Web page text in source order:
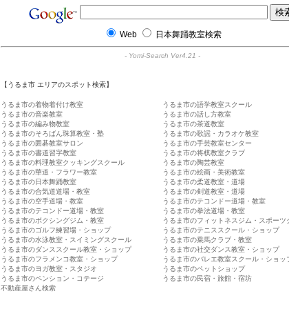
Web 日本舞踊教室検索
- Yomi-Search Ver4.21 -
【うるま市 エリアのスポット検索】
うるま市の着物着付け教室
うるま市の語学教室スクール
うるま市の音楽教室
うるま市の話し方教室
うるま市の編み物教室
うるま市の茶道教室
うるま市のそろばん珠算教室・塾
うるま市の歌謡・カラオケ教室
うるま市の囲碁教室サロン
うるま市の手芸教室センター
うるま市の書道習字教室
うるま市の将棋教室クラブ
うるま市の料理教室クッキングスクール
うるま市の陶芸教室
うるま市の華道・フラワー教室
うるま市の絵画・美術教室
うるま市の日本舞踊教室
うるま市の柔道教室・道場
うるま市の合気道道場・教室
うるま市の剣道教室・道場
うるま市の空手道場・教室
うるま市のテコンドー道場・教室
うるま市のテコンドー道場・教室
うるま市の拳法道場・教室
うるま市のボクシングジム・教室
うるま市のフィットネスジム・スポーツ
うるま市のゴルフ練習場・ショップ
うるま市のテニススクール・ショップ
うるま市の水泳教室・スイミングスクール
うるま市の乗馬クラブ・教室
うるま市のダンススクール教室・ショップ
うるま市の社交ダンス教室・ショップ
うるま市のフラメンコ教室・ショップ
うるま市のバレエ教室スクール・ショッ
うるま市のヨガ教室・スタジオ
うるま市のペットショップ
うるま市のペンション・コテージ
うるま市の民宿・旅館・宿坊
不動産屋さん検索